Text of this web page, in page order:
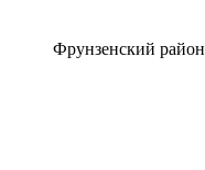
Фрунзенский район